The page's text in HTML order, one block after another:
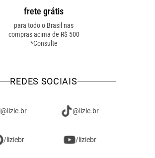
frete grátis
para todo o Brasil nas
compras acima de R$ 500
*Consulte
REDES SOCIAIS
@lizie.br @lizie.br
/liziebr /liziebr